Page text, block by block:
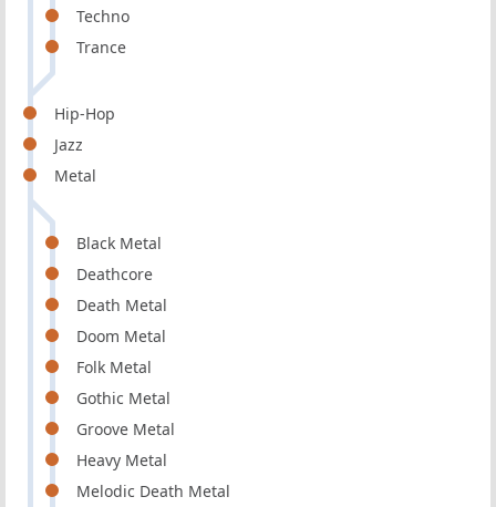
Techno
Trance
Hip-Hop
Jazz
Metal
Black Metal
Deathcore
Death Metal
Doom Metal
Folk Metal
Gothic Metal
Groove Metal
Heavy Metal
Melodic Death Metal